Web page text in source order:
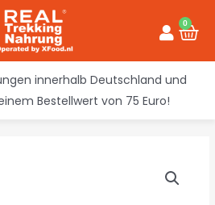
0
innerhalb Deutschland und
Bestellwert von 75 Euro!